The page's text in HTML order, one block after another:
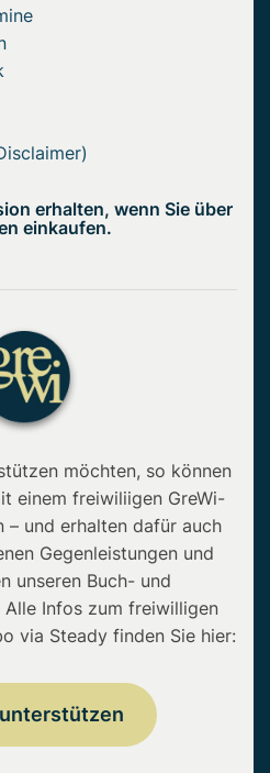
erhalten, wenn Sie über
einkaufen.
möchten, so können
einem freiwiliigen GreWi-
und erhalten dafür auch
Gegenleistungen und
unseren Buch- und
Alle Infos zum freiwilligen
via Steady finden Sie hier: